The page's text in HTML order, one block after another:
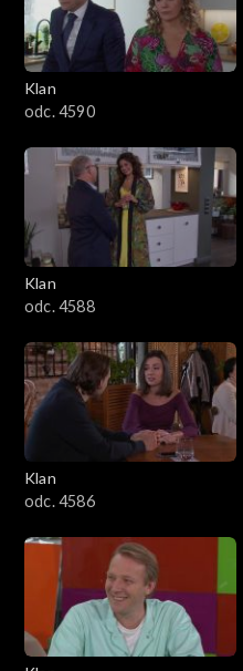
2801–2900
2701–2800
2501–2600
2401–2500
2301–2400
2201–2300
2101–2200
2001–2100
1901–2000
1801–1900
1701–1800
Klan
odc. 4590
Klan
odc. 4588
Klan
odc. 4586